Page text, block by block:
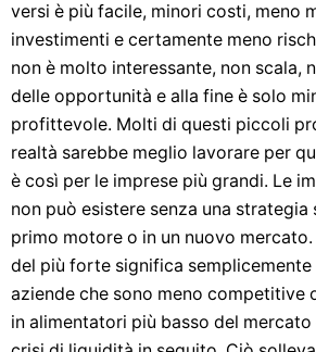
versi è più facile, minori costi, meno
investimenti e certamente meno
non è molto interessante, non scala,
delle opportunità e alla fine è solo
profittevole. Molti di questi piccoli
realtà sarebbe meglio lavorare per
è così per le imprese più grandi. Le
non può esistere senza una strategia
primo motore o in un nuovo
del più forte significa semplicemente
aziende che sono meno competitive
in alimentatori più basso del mercato